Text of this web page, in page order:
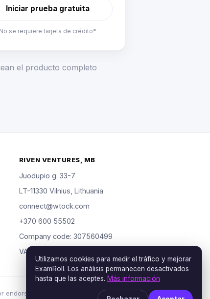
Iniciar prueba gratuita
No se requiere tarjeta de crédito*
el producto completo
RIVEN VENTURES, MB
Juodupio g. 33-7
LT-11330 Vilnius, Lithuania
connect@wtock.com
+370 600 55502
Company code: 307560499
VAT: LT100019904318
endorsed by the certification vendors named;
Utilizamos cookies para medir el tráfico y mejorar
ExamRoll. Los análisis permanecen desactivados
hasta que las aceptes. Más información